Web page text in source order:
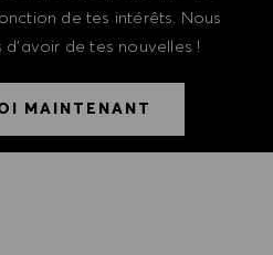
de tes intérêts. Nous
d'avoir de tes nouvelles !
MAINTENANT